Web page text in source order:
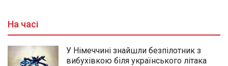
На часі
У Німеччині знайшли безпілотник з
вибухівкою біля українського літака